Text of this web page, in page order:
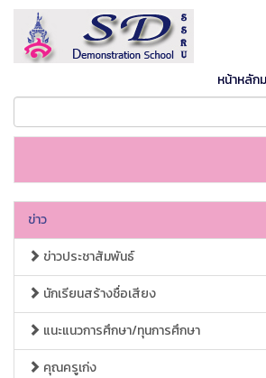
หน้าหลัก
ข่าว
ข่าวประชาสัมพันธ์
นักเรียนสร้างชื่อเสียง
แนะแนวการศึกษา/ทุนการศึกษา
คุณครูเก่ง